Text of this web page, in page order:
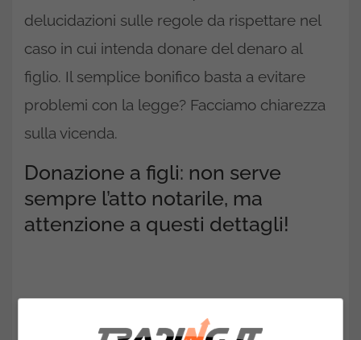
delucidazioni sulle regole da rispettare nel
caso in cui intenda donare del denaro al
figlio. Il semplice bonifico basta a evitare
problemi con la legge? Facciamo chiarezza
sulla vicenda.
Donazione a figli: non serve
sempre l’atto notarile, ma
attenzione a questi dettagli!